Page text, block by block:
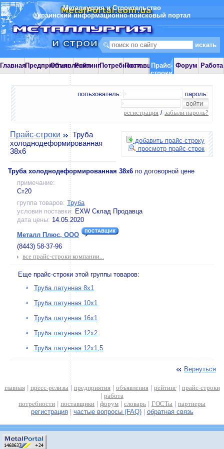
Металлургия и Строительство
Украинский информационно-поисковый портал
ГлавнаяПредприятияОбъявления
РейтингПотребностиПоставщики
Прайс-
строки
Форум Работа
пользователь: пароль:
регистрация / забыли пароль?
добавить прайс-строку
просмотр прайс-строк
Прайс-строки
Труба
холоднодеформированная
38х6
Труба холоднодеформированная 38х6 по договорной цене
примечание:
Ст20
группа товаров: Труба
условия поставки: EXW Склад Продавца
дата цены: 14.05.2020
Металл Плюс, ООО
(8443) 58-37-96
все прайс-строки компании...
Еще прайс-строки этой группы товаров:
Труба латунная 8х1
Труба латунная 10х1
Труба латунная 16х1
Труба латунная 12х2
Труба латунная 12х1,5
Вернуться
главная| пресс-релизы | предприятия| объявления| рейтинг| прайс-строки
работа
потребности
поставщики форум словарь ГОСТы
партнеры
регистрация| частые вопросы (FAQ)| обратная связь